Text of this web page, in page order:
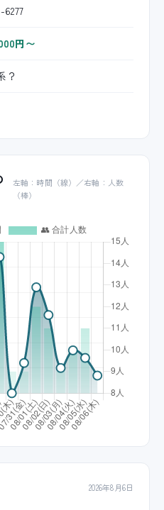
6277
円〜
？
左軸：時間（線）／右軸：人数
（棒）
2026年8月6日